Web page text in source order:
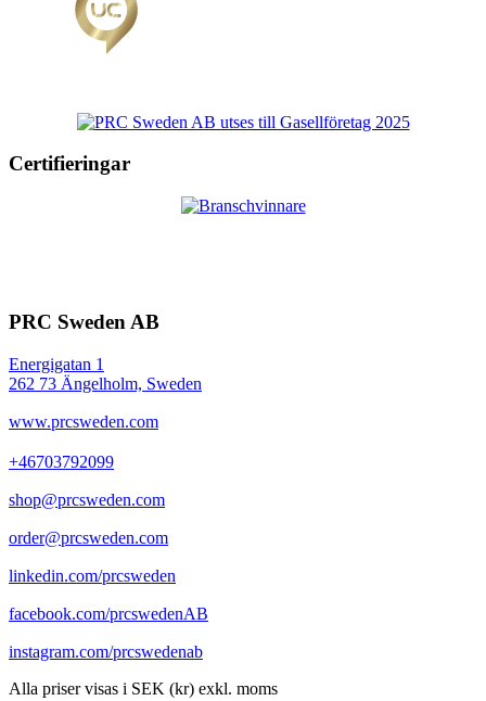
Certifieringar
PRC Sweden AB
Energigatan 1
262 73 Ängelholm, Sweden
www.prcsweden.com
+46703792099
shop@prcsweden.com
order@prcsweden.com
linkedin.com/prcsweden
facebook.com/prcswedenAB
instagram.com/prcswedenab
Alla priser visas i SEK (kr) exkl. moms